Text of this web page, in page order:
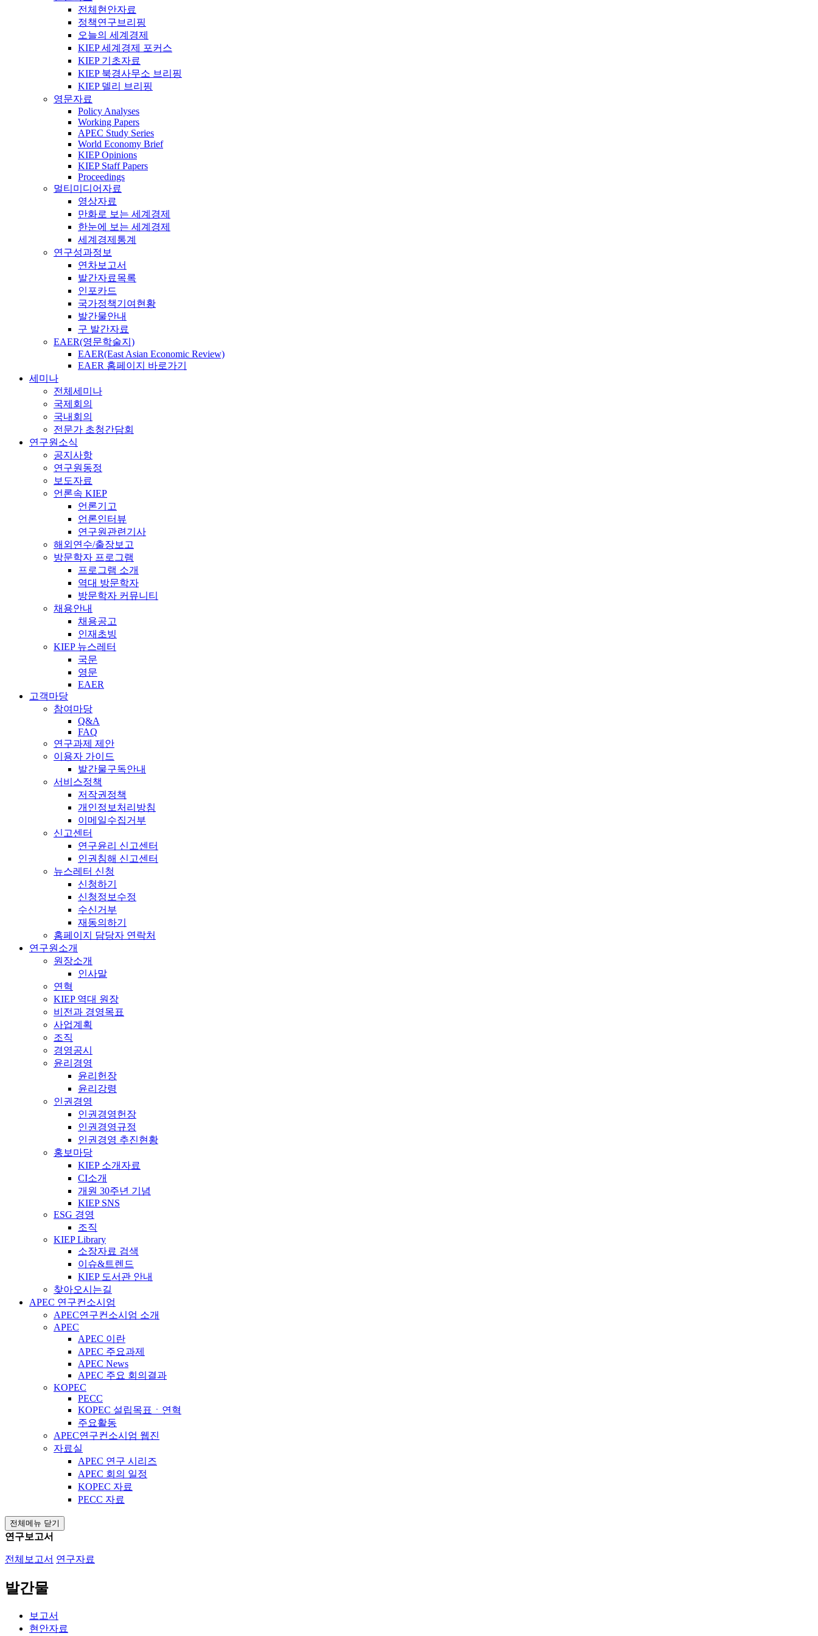
전체현안자료
정책연구브리핑
오늘의 세계경제
KIEP 세계경제 포커스
KIEP 기초자료
KIEP 북경사무소 브리핑
KIEP 델리 브리핑
영문자료
Policy Analyses
Working Papers
APEC Study Series
World Economy Brief
KIEP Opinions
KIEP Staff Papers
Proceedings
멀티미디어자료
영상자료
만화로 보는 세계경제
한눈에 보는 세계경제
세계경제통계
연구성과정보
연차보고서
발간자료목록
인포카드
국가정책기여현황
발간물안내
구 발간자료
EAER(영문학술지)
EAER(East Asian Economic Review)
EAER 홈페이지 바로가기
세미나
전체세미나
국제회의
국내회의
전문가 초청간담회
연구원소식
공지사항
연구원동정
보도자료
언론속 KIEP
언론기고
언론인터뷰
연구원관련기사
해외연수/출장보고
방문학자 프로그램
프로그램 소개
역대 방문학자
방문학자 커뮤니티
채용안내
채용공고
인재초빙
KIEP 뉴스레터
국문
영문
EAER
고객마당
참여마당
Q&A
FAQ
연구과제 제안
이용자 가이드
발간물구독안내
서비스정책
저작권정책
개인정보처리방침
이메일수집거부
신고센터
연구윤리 신고센터
인권침해 신고센터
뉴스레터 신청
신청하기
신청정보수정
수신거부
재동의하기
홈페이지 담당자 연락처
연구원소개
원장소개
인사말
연혁
KIEP 역대 원장
비전과 경영목표
사업계획
조직
경영공시
윤리경영
윤리헌장
윤리강령
인권경영
인권경영헌장
인권경영규정
인권경영 추진현황
홍보마당
KIEP 소개자료
CI소개
개원 30주년 기념
KIEP SNS
ESG 경영
조직
KIEP Library
소장자료 검색
이슈&트렌드
KIEP 도서관 안내
찾아오시는길
APEC 연구컨소시엄
APEC연구컨소시엄 소개
APEC
APEC 이란
APEC 주요과제
APEC News
APEC 주요 회의결과
KOPEC
PECC
KOPEC 설립목표ㆍ연혁
주요활동
APEC연구컨소시엄 웹진
자료실
APEC 연구 시리즈
APEC 회의 일정
KOPEC 자료
PECC 자료
전체메뉴 닫기
연구보고서
전체보고서 연구자료
발간물
보고서
현안자료